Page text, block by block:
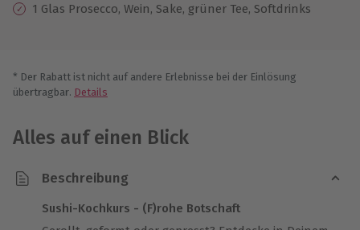
1 Glas Prosecco, Wein, Sake, grüner Tee, Softdrinks
* Der Rabatt ist nicht auf andere Erlebnisse bei der Einlösung
übertragbar. Details
Alles auf einen Blick
Beschreibung
Sushi-Kochkurs - (F)rohe Botschaft